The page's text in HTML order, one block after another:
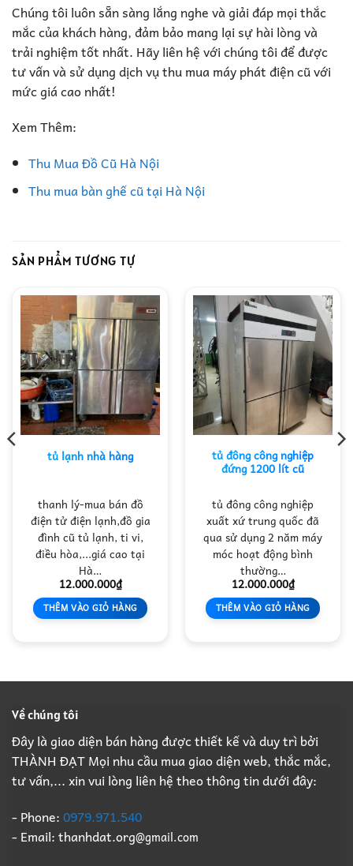
Chúng tôi luôn sẵn sàng lắng nghe và giải đáp mọi thắc
mắc của khách hàng, đảm bảo mang lại sự hài lòng và
trải nghiệm tốt nhất. Hãy liên hệ với chúng tôi để được
tư vấn và sử dụng dịch vụ thu mua máy phát điện cũ với
mức giá cao nhất!
Xem Thêm:
Thu Mua Đồ Cũ Hà Nội
Thu mua bàn ghế cũ tại Hà Nội
SẢN PHẨM TƯƠNG TỰ
tủ lạnh nhà hàng
thanh lý-mua bán đồ
điện tử điện lạnh,đồ gia
đình cũ tủ lạnh, ti vi,
điều hòa,...giá cao tại
Hà…
12.000.000₫
THÊM VÀO GIỎ HÀNG
tủ đông công nghiệp
đứng 1200 lít cũ
tủ đông công nghiệp
xuất xứ trung quốc đã
qua sử dụng 2 năm máy
móc hoạt động bình
thường…
12.000.000₫
THÊM VÀO GIỎ HÀNG
Về chúng tôi
Đây là giao diện bán hàng được thiết kế và duy trì bởi
THÀNH ĐẠT Mọi nhu cầu mua giao diện web, thắc mắc,
tư vấn,... xin vui lòng liên hệ theo thông tin dưới đây:
- Phone:0979.971.540
- Email: thanhdat.org@gmail.com